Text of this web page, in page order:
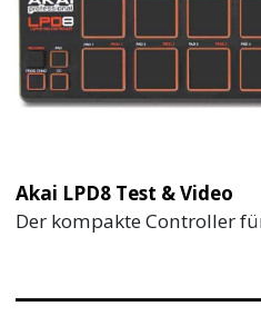
Akai LPD8 Test & Video
Der kompakte Controller